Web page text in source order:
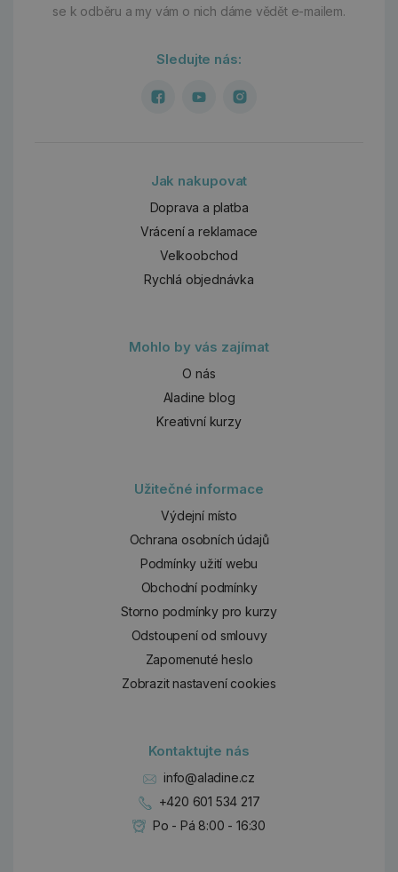
se k odběru a my vám o nich dáme vědět e-mailem.
Sledujte nás:
Jak nakupovat
Doprava a platba
Vrácení a reklamace
Velkoobchod
Rychlá objednávka
Mohlo by vás zajímat
O nás
Aladine blog
Kreativní kurzy
Užitečné informace
Výdejní místo
Ochrana osobních údajů
Podmínky užití webu
Obchodní podmínky
Storno podmínky pro kurzy
Odstoupení od smlouvy
Zapomenuté heslo
Zobrazit nastavení cookies
Kontaktujte nás
info@aladine.cz
+420 601 534 217
Po - Pá 8:00 - 16:30